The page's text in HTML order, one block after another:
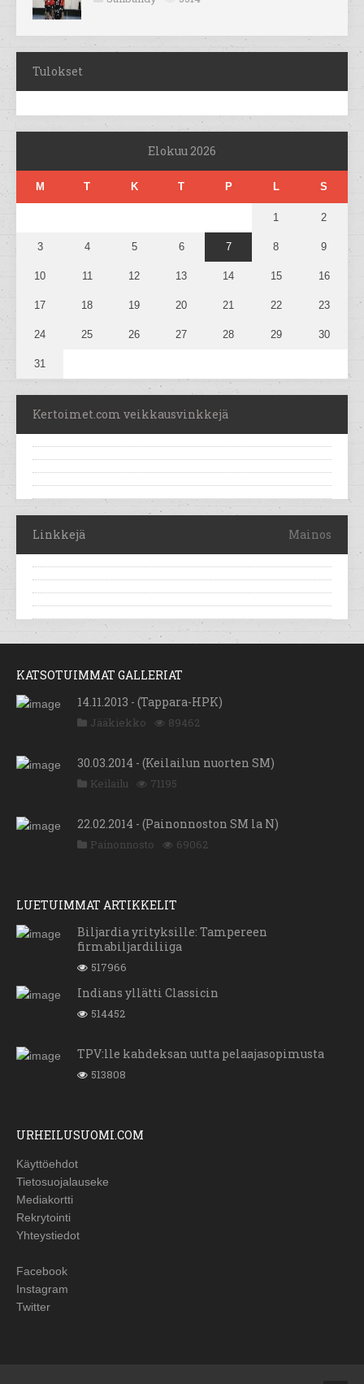
Tulokset
Elokuu 2026
M T K T P L S
1 2
3 4 5 6 7 8 9
10 11 12 13 14 15 16
17 18 19 20 21 22 23
24 25 26 27 28 29 30
31
Kertoimet.com veikkausvinkkejä
Linkkejä Mainos
KATSOTUIMMAT GALLERIAT
14.11.2013 - (Tappara-HPK)
Jääkiekko 89462
30.03.2014 - (Keilailun nuorten SM)
Keilailu 71195
22.02.2014 - (Painonnoston SM la N)
Painonnosto 69062
LUETUIMMAT ARTIKKELIT
Biljardia yrityksille: Tampereen
firmabiljardiliiga
517966
Indians yllätti Classicin
514452
TPV:lle kahdeksan uutta pelaajasopimusta
513808
URHEILUSUOMI.COM
Käyttöehdot
Tietosuojalauseke
Mediakortti
Rekrytointi
Yhteystiedot
Facebook
Instagram
Twitter